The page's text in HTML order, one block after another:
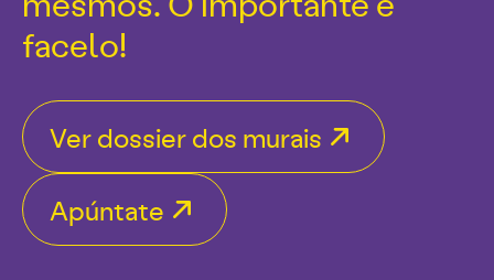
facelo!
Ver dossier dos murais
Apúntate